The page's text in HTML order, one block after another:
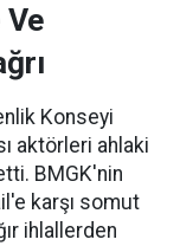
Konseyi
aktörleri ahlaki
BMGK'nin
karşı somut
ihlallerden